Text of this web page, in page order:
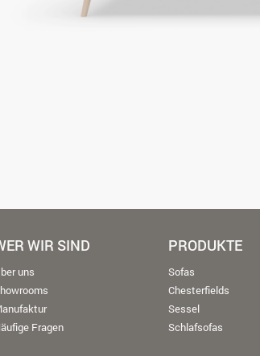
WIR SIND
uns
Fragen
PRODUKTE
Sofas
Chesterfields
Sessel
Schlafsofas